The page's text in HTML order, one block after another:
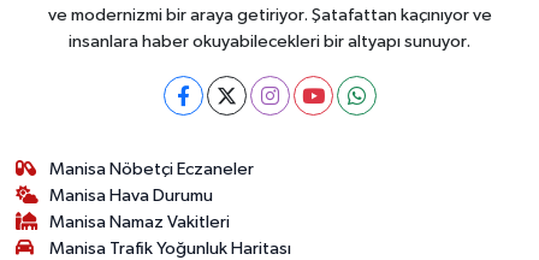
ve modernizmi bir araya getiriyor. Şatafattan kaçınıyor ve
insanlara haber okuyabilecekleri bir altyapı sunuyor.
Manisa Nöbetçi Eczaneler
Manisa Hava Durumu
Manisa Namaz Vakitleri
Manisa Trafik Yoğunluk Haritası